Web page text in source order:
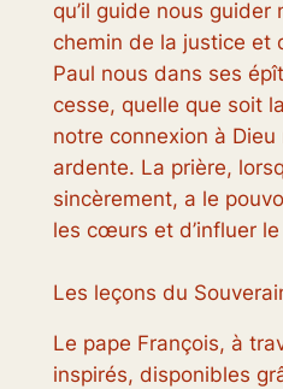
qu’il guide nous guider
chemin de la justice et
Paul nous dans ses
cesse, quelle que soit
notre connexion à
ardente. La prière,
sincèrement, a le
les cœurs et d’influer le
Les leçons du
Le pape François, à
inspirés, disponibles